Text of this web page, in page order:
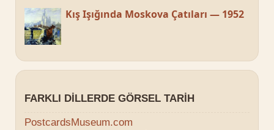
Kış Işığında Moskova Çatıları — 1952
FARKLI DILLERDE GÖRSEL TARIH
PostcardsMuseum.com